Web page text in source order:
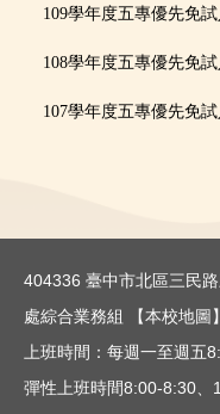
各系所招生相關資訊
聯合招生：主辦單位
表件下載
109學年度五專優先免
108學年度五專優先免
107學年度五專優先免
404336 臺中市北區三民
處綜合業務組
【本校地圖】
上班時間：每週一至週五
彈性上班時間8:00-8:30、